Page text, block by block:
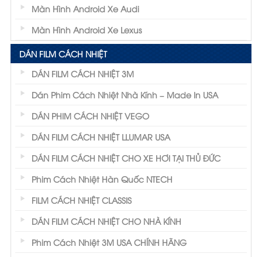
Màn Hình Android Xe Audi
Màn Hình Android Xe Lexus
DÁN FILM CÁCH NHIỆT
DÁN FILM CÁCH NHIỆT 3M
Dán Phim Cách Nhiệt Nhà Kính – Made In USA
DÁN PHIM CÁCH NHIỆT VEGO
DÁN FILM CÁCH NHIỆT LLUMAR USA
DÁN FILM CÁCH NHIỆT CHO XE HƠI TẠI THỦ ĐỨC
Phim Cách Nhiệt Hàn Quốc NTECH
FILM CÁCH NHIỆT CLASSIS
DÁN FILM CÁCH NHIỆT CHO NHÀ KÍNH
Phim Cách Nhiệt 3M USA CHÍNH HÃNG